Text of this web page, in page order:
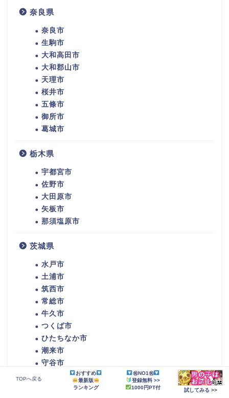
奈良県
奈良市
生駒市
大和高田市
大和郡山市
天理市
桜井市
五條市
御所市
葛城市
栃木県
宇都宮市
佐野市
大田原市
矢板市
那須塩原市
茨城県
水戸市
土浦市
筑西市
常総市
牛久市
つくば市
ひたちなか市
潮来市
守谷市
TOPへ戻る
おすすめ
最新版
ランキング
㊗NO1㊗
登録無料 >>
1000円PT付
試してみる >>